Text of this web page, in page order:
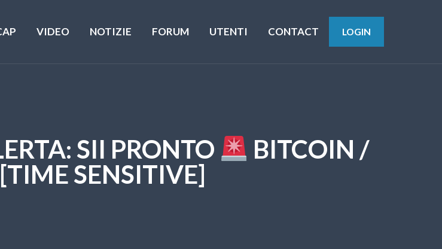
VIDEO NOTIZIE FORUM UTENTI CONTACT LOGIN
SII PRONTO
BITCOIN /
SENSITIVE]